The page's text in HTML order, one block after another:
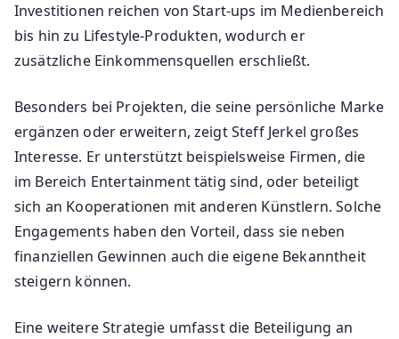
Investitionen reichen von Start-ups im Medienbereich
bis hin zu Lifestyle-Produkten, wodurch er
zusätzliche Einkommensquellen erschließt.
Besonders bei Projekten, die seine persönliche Marke
ergänzen oder erweitern, zeigt Steff Jerkel großes
Interesse. Er unterstützt beispielsweise Firmen, die
im Bereich Entertainment tätig sind, oder beteiligt
sich an Kooperationen mit anderen Künstlern. Solche
Engagements haben den Vorteil, dass sie neben
finanziellen Gewinnen auch die eigene Bekanntheit
steigern können.
Eine weitere Strategie umfasst die Beteiligung an